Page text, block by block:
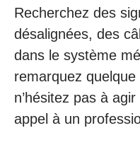
Recherchez des
désalignées, des
dans le système
remarquez quelque
n’hésitez pas à
appel à un